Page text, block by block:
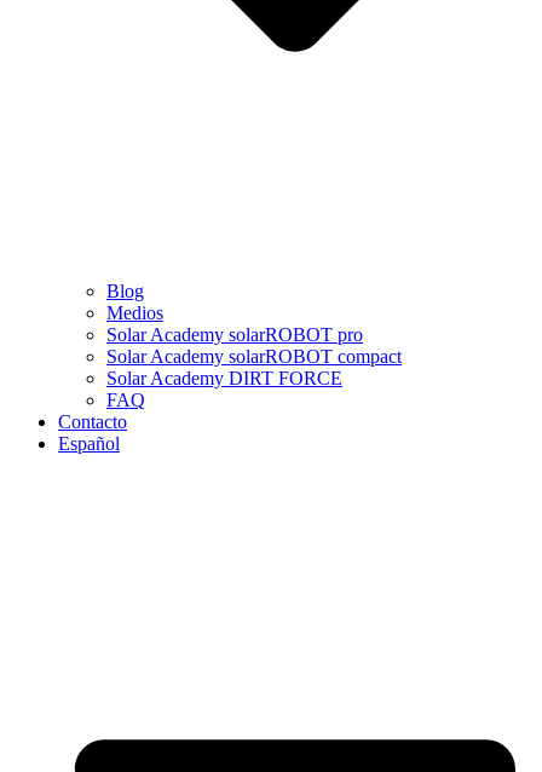
Blog
Medios
Solar Academy solarROBOT pro
Solar Academy solarROBOT compact
Solar Academy DIRT FORCE
FAQ
Contacto
Español